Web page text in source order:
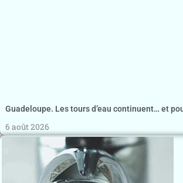
Guadeloupe. Les tours d’eau continuent… et
6 août 2026